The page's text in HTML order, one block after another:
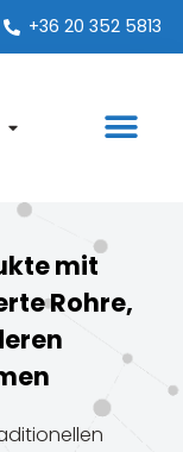
+36 20 352 5813
mit
Rohre,